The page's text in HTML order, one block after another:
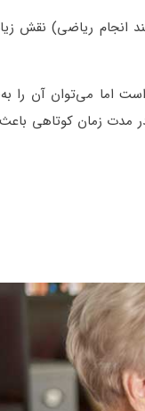
انجام ریاضی) نقش
است اما می‌توان آن را
مدت زمان کوتاهی